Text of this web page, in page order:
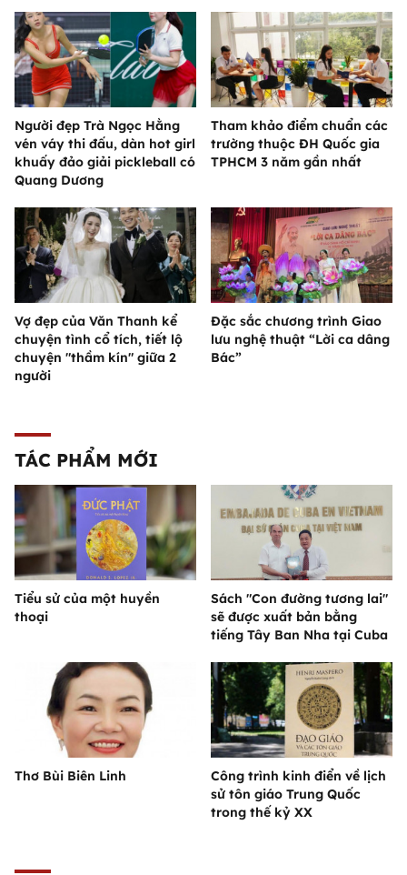
Người đẹp Trà Ngọc Hằng
vén váy thi đấu, dàn hot girl
khuấy đảo giải pickleball có
Quang Dương
Tham khảo điểm chuẩn các
trường thuộc ĐH Quốc gia
TPHCM 3 năm gần nhất
Vợ đẹp của Văn Thanh kể
chuyện tình cổ tích, tiết lộ
chuyện "thầm kín" giữa 2
người
Đặc sắc chương trình Giao
lưu nghệ thuật “Lời ca dâng
Bác”
TÁC PHẨM MỚI
Tiểu sử của một huyền
thoại
Sách "Con đường tương lai"
sẽ được xuất bản bằng
tiếng Tây Ban Nha tại Cuba
Thơ Bùi Biên Linh
Công trình kinh điển về lịch
sử tôn giáo Trung Quốc
trong thế kỷ XX